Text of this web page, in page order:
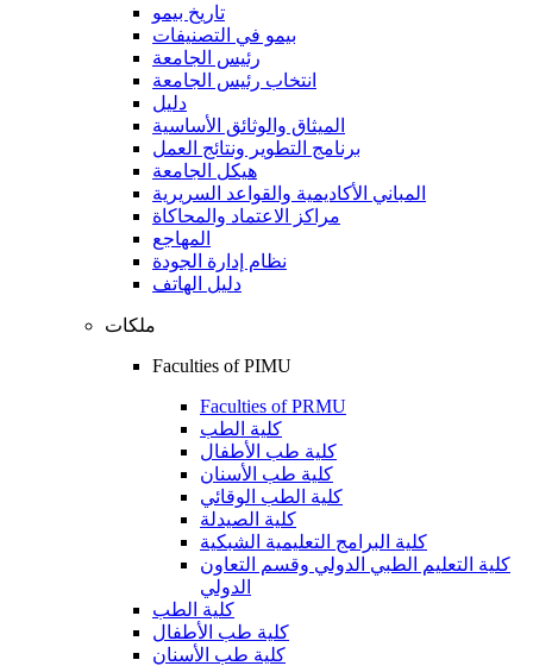
تاريخ بيمو
بيمو في التصنيفات
رئيس الجامعة
انتخاب رئيس الجامعة
دليل
الميثاق والوثائق الأساسية
برنامج التطوير ونتائج العمل
هيكل الجامعة
المباني الأكاديمية والقواعد السريرية
مراكز الاعتماد والمحاكاة
المهاجع
نظام إدارة الجودة
دليل الهاتف
ملكات
Faculties of PIMU
Faculties of PRMU
كلية الطب
كلية طب الأطفال
كلية طب الأسنان
كلية الطب الوقائي
كلية الصيدلة
كلية البرامج التعليمية الشبكية
كلية التعليم الطبي الدولي وقسم التعاون
الدولي
كلية الطب
كلية طب الأطفال
كلية طب الأسنان